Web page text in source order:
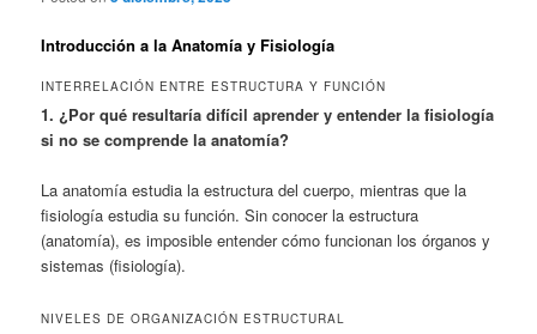
Introducción a la Anatomía y Fisiología
INTERRELACIÓN ENTRE ESTRUCTURA Y FUNCIÓN
1. ¿Por qué resultaría difícil aprender y entender la fisiología
si no se comprende la anatomía?
La anatomía estudia la estructura del cuerpo, mientras que la
fisiología estudia su función. Sin conocer la estructura
(anatomía), es imposible entender cómo funcionan los órganos y
sistemas (fisiología).
NIVELES DE ORGANIZACIÓN ESTRUCTURAL